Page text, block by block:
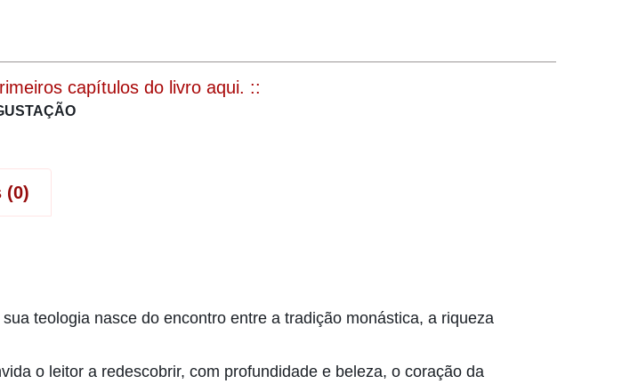
capítulos do livro aqui. ::
(0)
teologia nasce do encontro entre a tradição monástica, a riqueza
o leitor a redescobrir, com profundidade e beleza, o coração da